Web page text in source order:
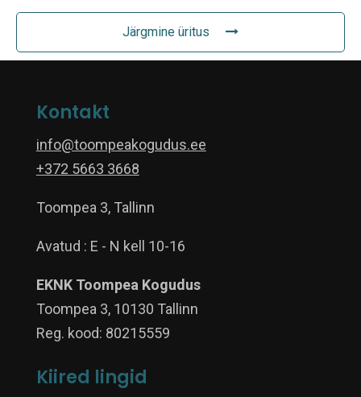
Järgmine üritus
Kontakt
info@toompeakogudus.ee
+372 5663 3668
Toompea 3, Tallinn
Avatud : E - N kell 10-16
EKNK Toompea Kogudus
Toompea 3, 10130 Tallinn
Reg. kood: 80215559
Kiired lingid